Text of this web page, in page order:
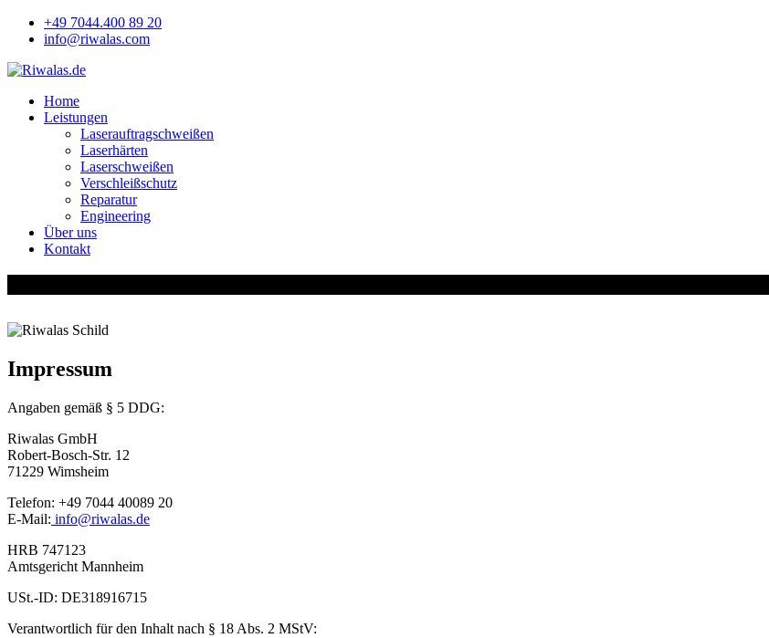
+49 7044.400 89 20
info@riwalas.com
Home
Leistungen
Laserauftragschweißen
Laserhärten
Laserschweißen
Verschleißschutz
Reparatur
Engineering
Über uns
Kontakt
Impressum
Angaben gemäß § 5 DDG:
Riwalas GmbH
Robert-Bosch-Str. 12
71229 Wimsheim
Telefon: +49 7044 40089 20
E-Mail: info@riwalas.de
HRB 747123
Amtsgericht Mannheim
USt.-ID: DE318916715
Verantwortlich für den Inhalt nach § 18 Abs. 2 MStV: